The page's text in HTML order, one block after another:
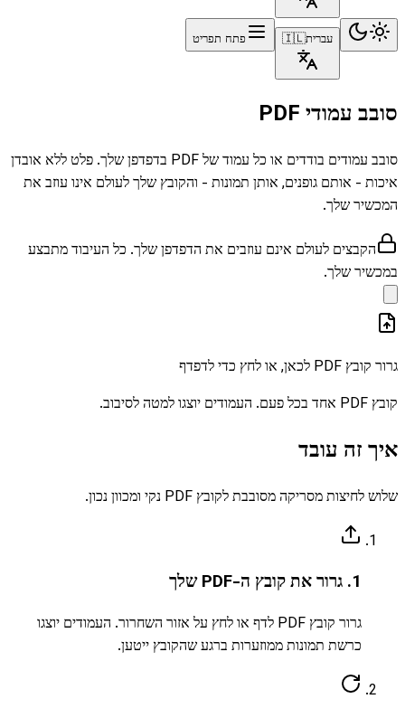
עברית🇮🇱 פתח תפריט
סובב עמודי PDF
סובב עמודים בודדים או כל עמוד של PDF בדפדפן שלך. פלט ללא אובדן
איכות - אותם גופנים, אותן תמונות - והקובץ שלך לעולם אינו עוזב את
המכשיר שלך.
הקבצים לעולם אינם עוזבים את הדפדפן שלך. כל העיבוד מתבצע
במכשיר שלך.
גרור קובץ PDF לכאן, או לחץ כדי לדפדף
קובץ PDF אחד בכל פעם. העמודים יוצגו למטה לסיבוב.
איך זה עובד
שלוש לחיצות מסריקה מסובבת לקובץ PDF נקי ומכוון נכון.
1. גרור את קובץ ה-PDF שלך
גרור קובץ PDF לדף או לחץ על אזור השחרור. העמודים יוצגו
כרשת תמונות ממוזערות ברגע שהקובץ ייטען.